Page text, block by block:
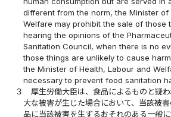
different from the norm, the Minister of
Welfare may prohibit the sale of those
hearing the opinions of the
Sanitation Council, when there is no
those things are unlikely to cause
the Minister of Health, Labour and
necessary to prevent food sanitation
３
厚生労働大臣は、食品によるものと疑
大な被害が生じた場合において、当該被
品に当該被害を生ずるおそれのある一般